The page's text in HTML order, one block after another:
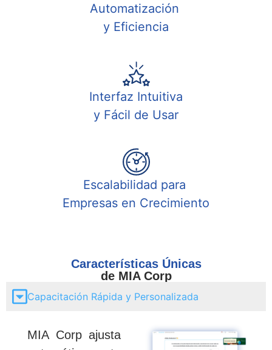
Automatización
y Eficiencia
Interfaz Intuitiva
y Fácil de Usar
Escalabilidad para
Empresas en Crecimiento
Características Únicas
de MIA Corp
Capacitación Rápida y Personalizada
MIA Corp ajusta